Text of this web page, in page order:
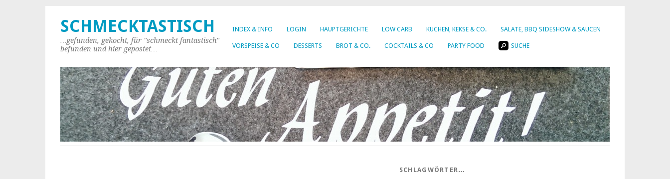
INDEX & INFO LOGIN HAUPTGERICHTE LOW CARB KUCHEN, KEKSE & CO. SALATE, BBQ SIDESHOW & SAUCEN
VORSPEISE & CO DESSERTS BROT & CO. COCKTAILS & CO PARTY FOOD SUCHE
SCHMECKTASTISCH
…gefunden, gekocht, für "schmeckt fantastisch"
befunden und hier gepostet…
SCHLAGWÖRTER…